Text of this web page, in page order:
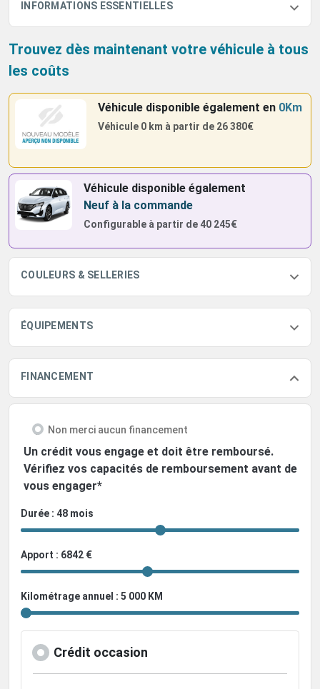
INFORMATIONS ESSENTIELLES
Trouvez dès maintenant votre véhicule à tous
les coûts
Véhicule disponible également en 0Km
Véhicule 0 km à partir de 26 380€
Véhicule disponible également
Neuf à la commande
Configurable à partir de40 245€
COULEURS & SELLERIES
ÉQUIPEMENTS
FINANCEMENT
Non merci aucun financement
Un crédit vous engage et doit être remboursé.
Vérifiez vos capacités de remboursement avant de
vous engager*
Durée : 48 mois
Apport : 6842 €
Kilométrage annuel : 5 000 KM
Crédit occasion